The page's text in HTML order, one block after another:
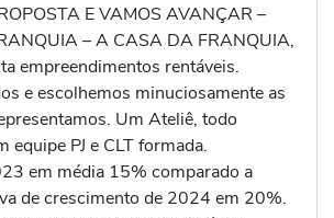
E VAMOS AVANÇAR –
– A CASA DA FRANQUIA,
empreendimentos rentáveis.
e escolhemos minuciosamente as
Um Ateliê, todo
equipe PJ e CLT formada.
em média 15% comparado a
de crescimento de 2024 em 20%.